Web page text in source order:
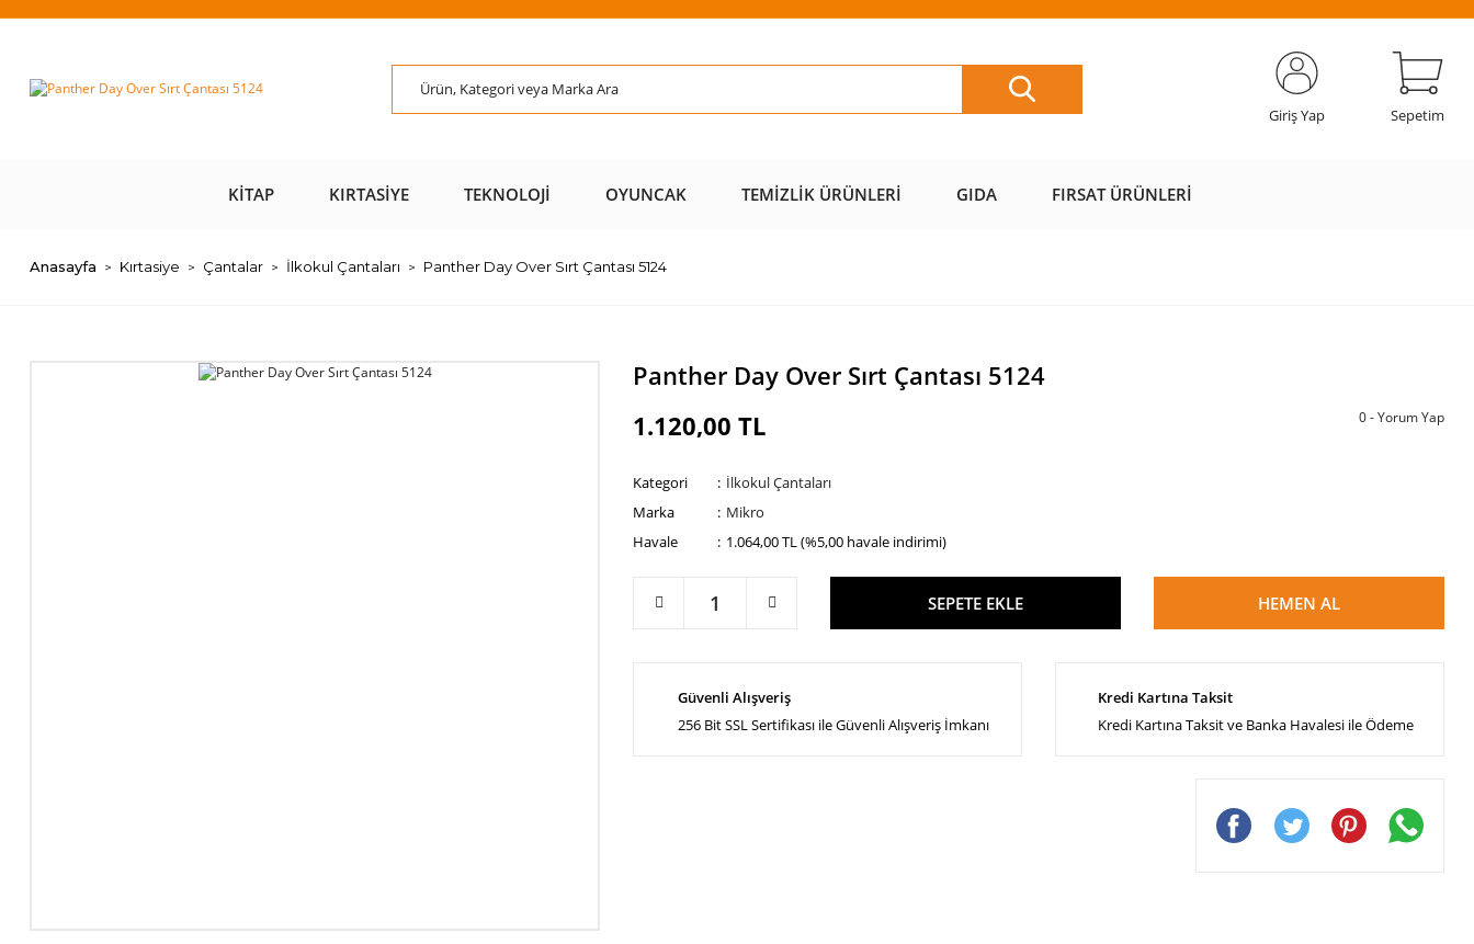
Giriş Yap Sepetim
KITAP KIRTASIYE TEKNOLOJI OYUNCAK TEMIZLIK ÜRÜNLERI GIDA FIRSAT ÜRÜNLERI
Anasayfa Kırtasiye Çantalar İlkokul Çantaları Panther Day Over Sırt Çantası 5124
Panther Day Over Sırt Çantası 5124
1.120,00 TL
0 - Yorum Yap
Kategori
İlkokul Çantaları
Marka
Mikro
Havale
1.064,00 TL (%5,00 havale indirimi)
SEPETE EKLE HEMEN AL
Güvenli Alışveriş
256 Bit SSL Sertifikası ile Güvenli Alışveriş İmkanı
Kredi Kartına Taksit
Kredi Kartına Taksit ve Banka Havalesi ile Ödeme